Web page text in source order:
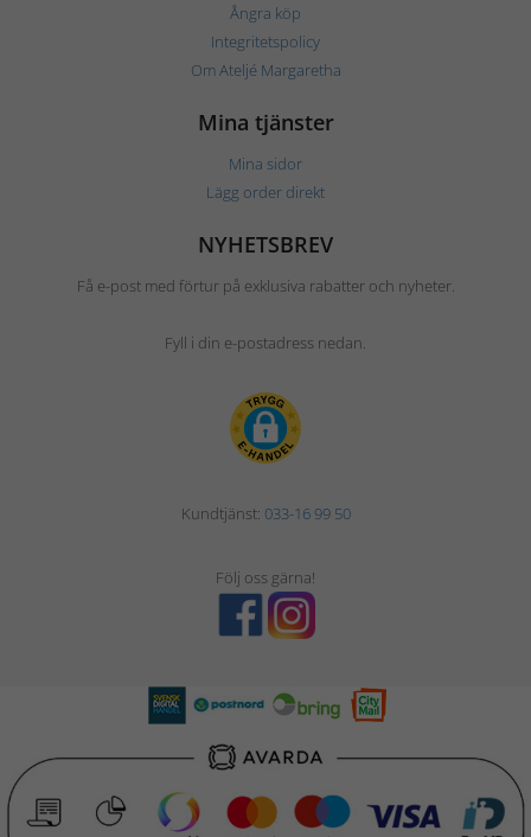
Ångra köp
Integritetspolicy
Om Ateljé Margaretha
Mina tjänster
Mina sidor
Lägg order direkt
NYHETSBREV
Få e-post med förtur på exklusiva rabatter och nyheter.
Fyll i din e-postadress nedan.
Kundtjänst: 033-16 99 50
Följ oss gärna!